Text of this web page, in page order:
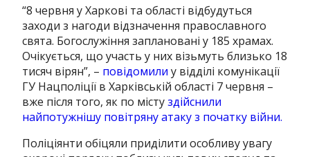
“8 червня у Харкові та області відбудуться
заходи з нагоди відзначення православного
свята. Богослужіння заплановані у 185 храмах.
Очікується, що участь у них візьмуть близько 18
тисяч вірян”, – повідомили у відділі комунікації
ГУ Нацполіції в Харківській області 7 червня –
вже після того, як по містуздійснили
найпотужнішу повітряну атаку з початку війни.
Поліціянти обіцяли приділити особливу увагу